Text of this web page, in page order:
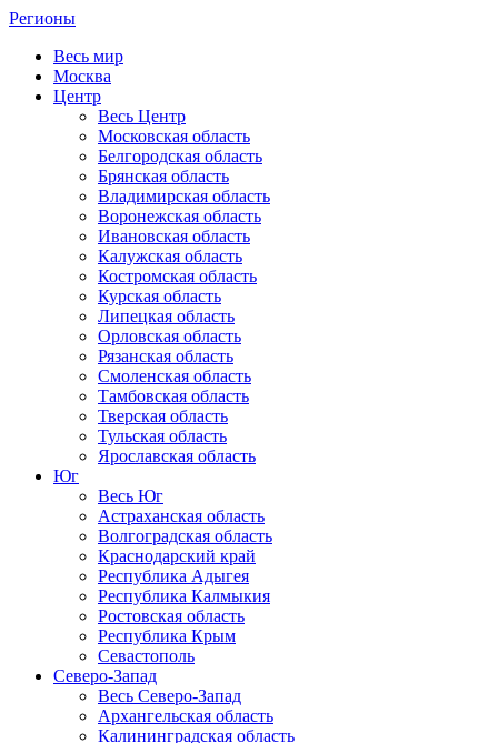
Регионы
Весь мир
Москва
Центр
Весь Центр
Московская область
Белгородская область
Брянская область
Владимирская область
Воронежская область
Ивановская область
Калужская область
Костромская область
Курская область
Липецкая область
Орловская область
Рязанская область
Смоленская область
Тамбовская область
Тверская область
Тульская область
Ярославская область
Юг
Весь Юг
Астраханская область
Волгоградская область
Краснодарский край
Республика Адыгея
Республика Калмыкия
Ростовская область
Республика Крым
Севастополь
Северо-Запад
Весь Северо-Запад
Архангельская область
Калининградская область